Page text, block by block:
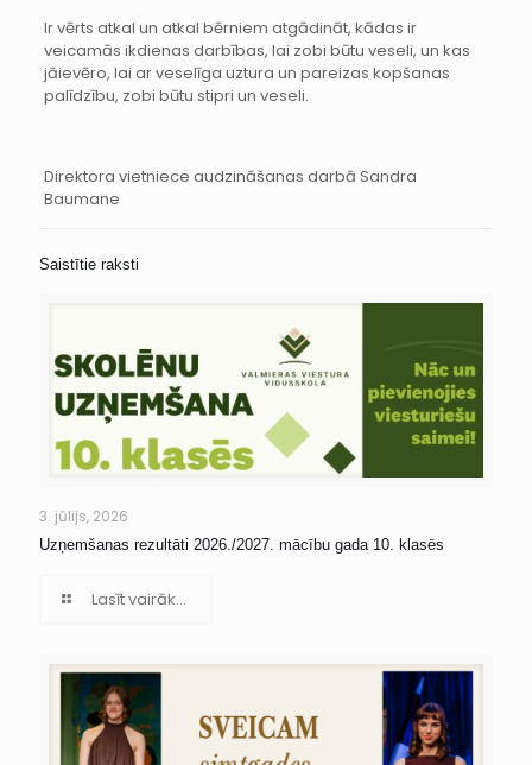
Ir vērts atkal un atkal bērniem atgādināt, kādas ir
veicamās ikdienas darbības, lai zobi būtu veseli, un kas
jāievēro, lai ar veselīga uztura un pareizas kopšanas
palīdzību, zobi būtu stipri un veseli.
Direktora vietniece audzināšanas darbā Sandra
Baumane
Saistītie raksti
3. jūlijs, 2026
Uzņemšanas rezultāti 2026./2027. mācību gada 10. klasēs
Lasīt vairāk...